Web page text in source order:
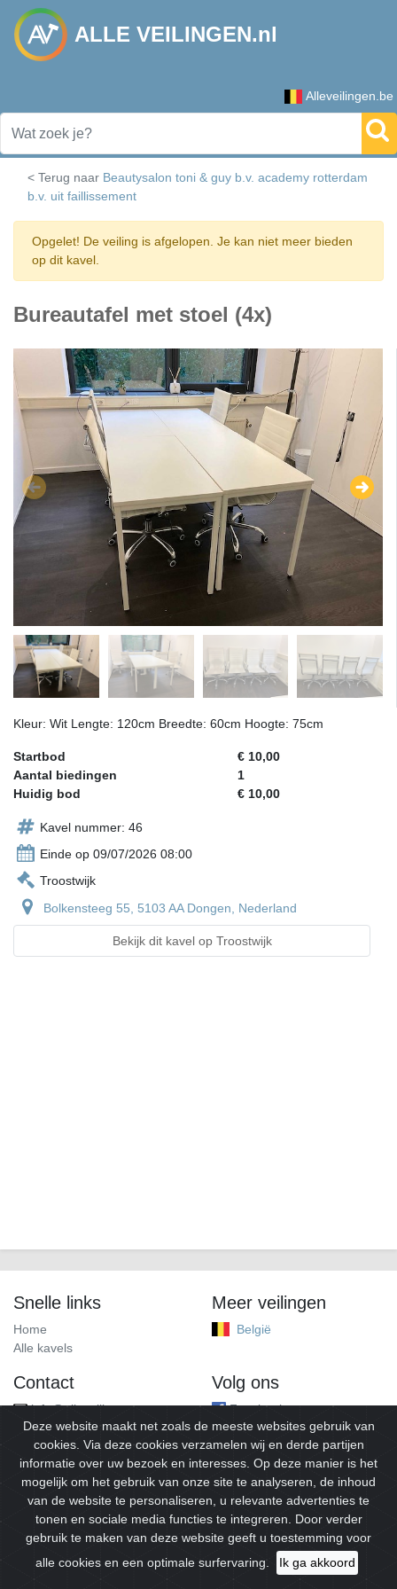
ALLE VEILINGEN.nl
Alleveilingen.be
< Terug naar Beautysalon toni & guy b.v. academy rotterdam
b.v. uit faillissement
Opgelet! De veiling is afgelopen. Je kan niet meer bieden
op dit kavel.
Bureautafel met stoel (4x)
Kleur: Wit Lengte: 120cm Breedte: 60cm Hoogte: 75cm
Startbod
€ 10,00
Aantal biedingen
1
Huidig bod
€ 10,00
Kavel nummer: 46
Einde op 09/07/2026 08:00
Troostwijk
Bolkensteeg 55, 5103 AA Dongen, Nederland
Bekijk dit kavel op Troostwijk
Snelle links
Home
Alle kavels
Meer veilingen
België
Contact
info@alleveilingen.net
Volg ons
Facebook
© 2026Alleveilingen.Alle rechten voorbehouden.
Deze website maakt net zoals de meeste websites gebruik van
cookies. Via deze cookies verzamelen wij en derde partijen
informatie over uw bezoek en interesses. Op deze manier is het
mogelijk om het gebruik van onze site te analyseren, de inhoud
van de website te personaliseren, u relevante advertenties te
tonen en sociale media functies te integreren. Door verder
gebruik te maken van deze website geeft u toestemming voor
alle cookies en een optimale surfervaring.
Ik ga akkoord